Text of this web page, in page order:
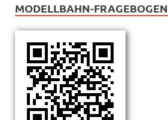
MODELLBAHN-FRAGEBOGEN